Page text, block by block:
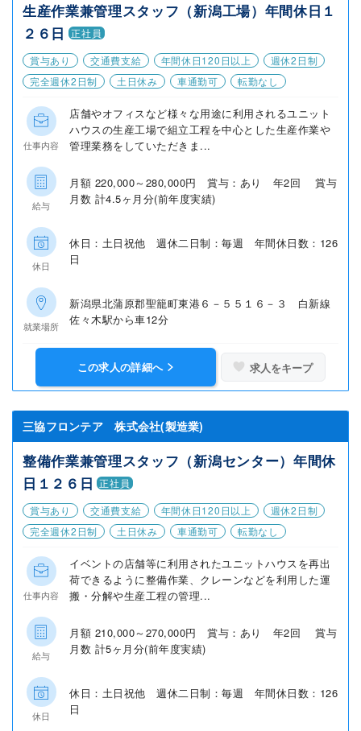
生産作業兼管理スタッフ（新潟工場）年間休日１
２６日 正社員
賞与あり
交通費支給 年間休日120日以上
週休2日制
完全週休2日制
土日休み 車通勤可 転勤なし
仕事内容
店舗やオフィスなど様々な用途に利用されるユニット
ハウスの生産工場で組立工程を中心とした生産作業や
管理業務をしていただきま...
給与
月額 220,000～280,000円 賞与：あり 年2回 賞与
月数 計4.5ヶ月分(前年度実績)
休日
休日：土日祝他 週休二日制：毎週 年間休日数：126
日
就業場所
新潟県北蒲原郡聖籠町東港６－５５１６－３ 白新線
佐々木駅から車12分
この求人の詳細へ 求人をキープ
三協フロンテア 株式会社(製造業)
整備作業兼管理スタッフ（新潟センター）年間休
日１２６日 正社員
賞与あり
交通費支給 年間休日120日以上
週休2日制
完全週休2日制
土日休み 車通勤可 転勤なし
仕事内容
イベントの店舗等に利用されたユニットハウスを再出
荷できるように整備作業、クレーンなどを利用した運
搬・分解や生産工程の管理...
給与
月額 210,000～270,000円 賞与：あり 年2回 賞与
月数 計5ヶ月分(前年度実績)
休日
休日：土日祝他 週休二日制：毎週 年間休日数：126
日